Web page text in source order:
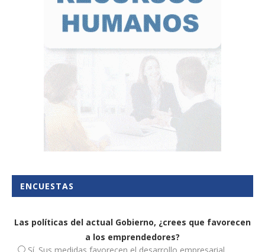
ENCUESTAS
Las políticas del actual Gobierno, ¿crees que favorecen
a los emprendedores?